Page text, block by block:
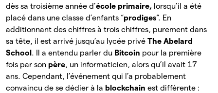
dès sa troisième année d’école primaire, lorsqu’il a été
placé dans une classe d’enfants “prodiges“. En
additionnant des chiffres à trois chiffres, purement dans
sa tête, il est arrivé jusqu’au lycée privé The Abelard
School . Il a entendu parler du Bitcoin pour la première
fois par son père, un informaticien, alors qu’il avait 17
ans. Cependant, l’événement qui l’a probablement
convaincu de se dédier à la blockchain est différente :